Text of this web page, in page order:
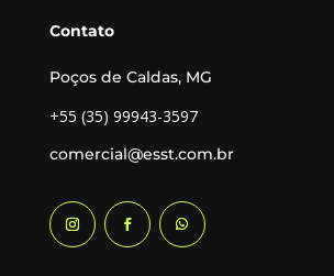
Contato
Poços de Caldas, MG
+55 (35) 99943-3597
comercial@esst.com.br